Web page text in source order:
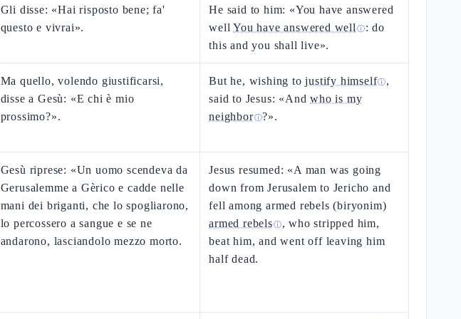
Gli disse: «Hai risposto bene; fa'
questo e vivrai».
He said to him: «You have answered
wellYou have answered well ⓘ: do
this and you shall live».
Ma quello, volendo giustificarsi,
disse a Gesù: «E chi è mio
prossimo?».
But he, wishing tojustify himselfⓘ,
said to Jesus: «Andwho is my
neighborⓘ?».
Gesù riprese: «Un uomo scendeva da
Gerusalemme a Gèrico e cadde nelle
mani dei briganti, che lo spogliarono,
lo percossero a sangue e se ne
andarono, lasciandolo mezzo morto.
Jesus resumed: «A man was going
down from Jerusalem to Jericho and
fell among armed rebels (biryonim)
armed rebelsⓘ, who stripped him,
beat him, and went off leaving him
half dead.